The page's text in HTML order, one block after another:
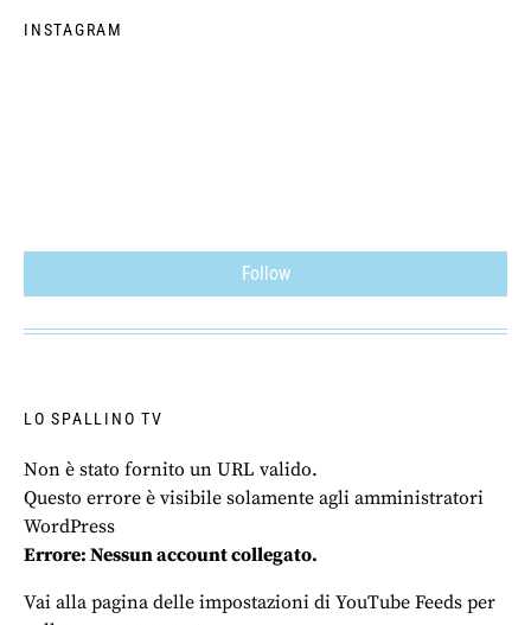
INSTAGRAM
Follow
LO SPALLINO TV
Non è stato fornito un URL valido.
Questo errore è visibile solamente agli amministratori
WordPress
Errore: Nessun account collegato.
Vai alla pagina delle impostazioni di YouTube Feeds per